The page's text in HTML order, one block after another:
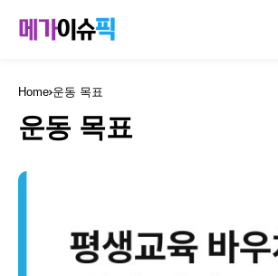
Home 운동 목표
운동 목표